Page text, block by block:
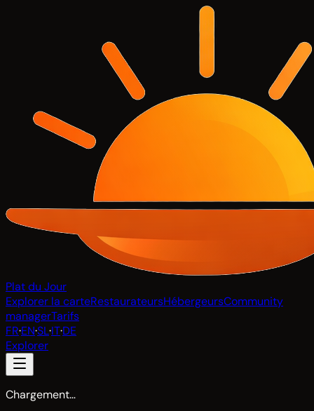
Plat du Jour
Explorer la carteRestaurateursHébergeursCommunity
managerTarifs
FR·EN·SL·IT·DE
Explorer
Chargement…